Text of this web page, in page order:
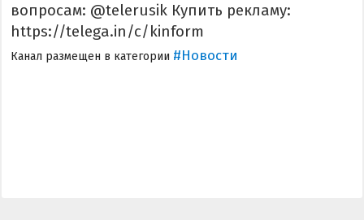
вопросам: @telerusik Купить рекламу:
https://telega.in/c/kinform
Канал размещен в категории #Новости